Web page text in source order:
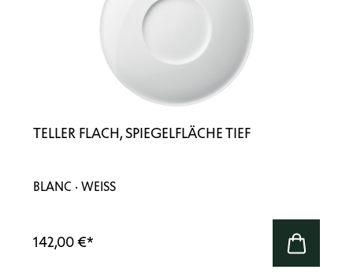
TELLER FLACH, SPIEGELFLÄCHE TIEF
BLANC · WEISS
142,00 €*